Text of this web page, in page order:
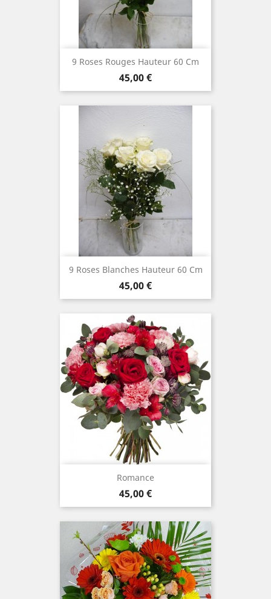
9 Roses Rouges Hauteur 60 Cm
Prix
45,00 €
9 Roses Blanches Hauteur 60 Cm
Prix
45,00 €
Romance
Prix
45,00 €